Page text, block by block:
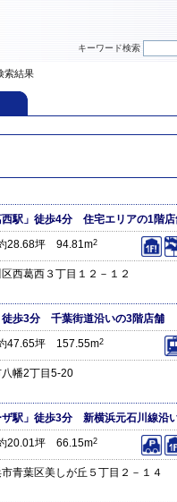
キーワード検索
索結果
西駅」徒歩4分 住宅エリアの1階店
28.68坪 94.81m2
西葛西３丁目１２－１２
徒歩3分 千葉街道沿いの3階店舗
47.65坪 157.55m2
幡2丁目5-20
ザ駅」徒歩3分 新横浜元石川線沿
20.01坪 66.15m2
青葉区美しが丘５丁目２－１４